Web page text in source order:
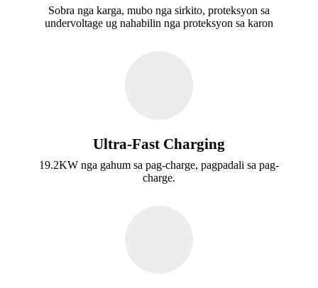
Sobra nga karga, mubo nga sirkito, proteksyon sa
undervoltage ug nahabilin nga proteksyon sa karon
Ultra-Fast Charging
19.2KW nga gahum sa pag-charge, pagpadali sa pag-
charge.